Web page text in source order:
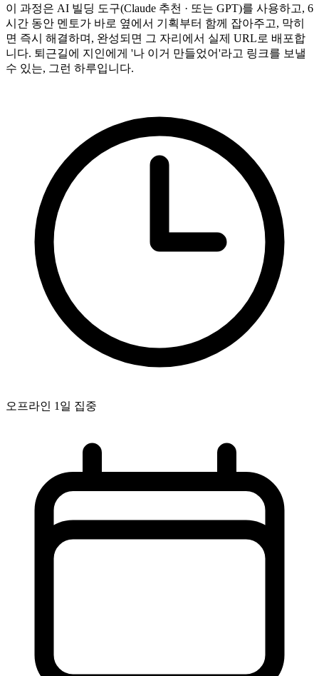
이 과정은 AI 빌딩 도구(Claude 추천 · 또는 GPT)를 사용하고, 6
시간 동안 멘토가 바로 옆에서 기획부터 함께 잡아주고, 막히
면 즉시 해결하며, 완성되면 그 자리에서 실제 URL로 배포합
니다. 퇴근길에 지인에게 '나 이거 만들었어'라고 링크를 보낼
수 있는, 그런 하루입니다.
오프라인 1일 집중